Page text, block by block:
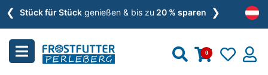
Stück für Stück genießen & bis zu 20 % sparen
❮ ❯
0
Menu
schließen
Kategorien